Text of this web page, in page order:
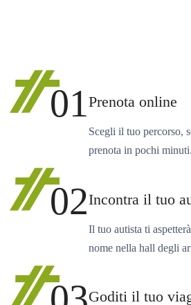
01Prenota online
Scegli il tuo percorso,
prenota in pochi minuti.
02Incontra il tuo
Il tuo autista ti
nome nella hall degli
Goditi il tuo